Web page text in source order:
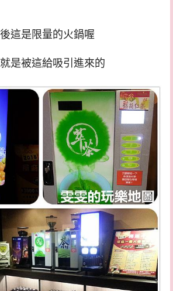
這是限量的火鍋喔
是被這給吸引進來的